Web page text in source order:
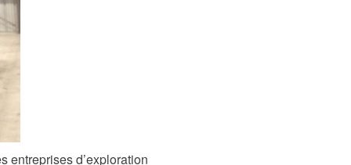
entreprises d’exploration